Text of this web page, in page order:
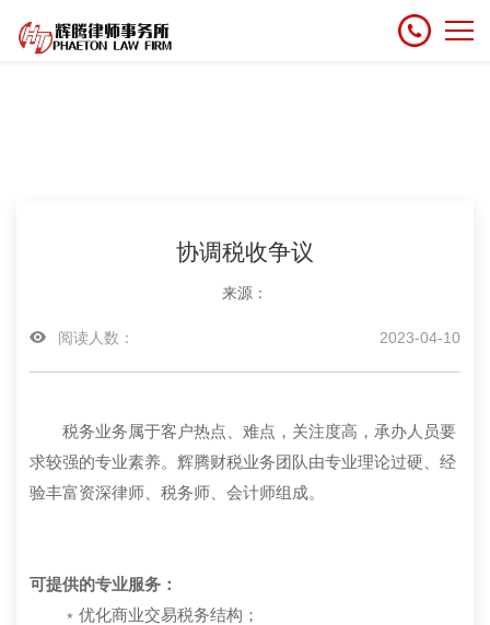
协调税收争议
来源：
阅读人数： 2023-04-10
税务业务属于客户热点、难点，关注度高，承办人员要
求较强的专业素养。辉腾财税业务团队由专业理论过硬、经
验丰富资深律师、税务师、会计师组成。
可提供的专业服务：
﹡优化商业交易税务结构；